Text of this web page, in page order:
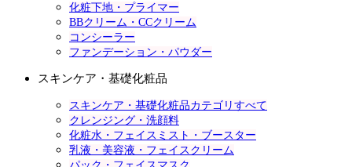
化粧下地・プライマー
BBクリーム・CCクリーム
コンシーラー
ファンデーション・パウダー
スキンケア・基礎化粧品
スキンケア・基礎化粧品カテゴリすべて
クレンジング・洗顔料
化粧水・フェイスミスト・ブースター
乳液・美容液・フェイスクリーム